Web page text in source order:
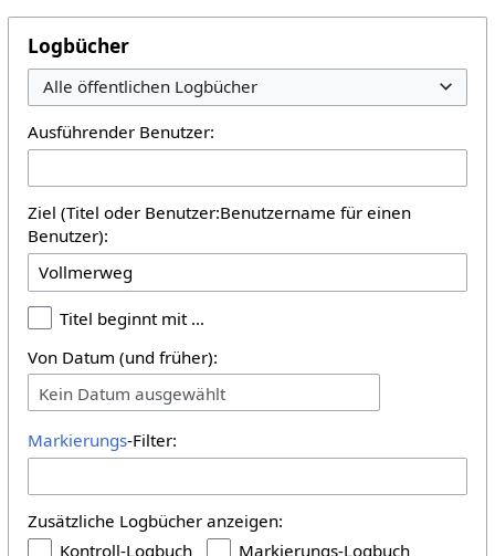
Logbücher
Alle öffentlichen Logbücher
Ausführender Benutzer:
Ziel (Titel oder Benutzer:Benutzername für einen
Benutzer):
Titel beginnt mit …
Von Datum (und früher):
Kein Datum ausgewählt
Markierungs-Filter:
Zusätzliche Logbücher anzeigen:
Kontroll-Logbuch
Markierungs-Logbuch